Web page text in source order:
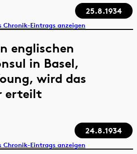
25.8.1934
Chronik-Eintrags anzeigen
englischen
in Basel,
wird das
erteilt
24.8.1934
Chronik-Eintrags anzeigen